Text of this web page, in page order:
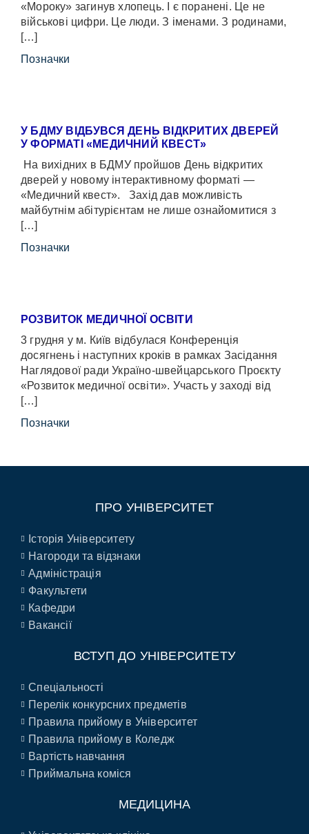
«Мороку» загинув хлопець. І є поранені. Це не
військові цифри. Це люди. З іменами. З родинами,
[…]
Позначки
У БДМУ ВІДБУВСЯ ДЕНЬ ВІДКРИТИХ ДВЕРЕЙ
У ФОРМАТІ «МЕДИЧНИЙ КВЕСТ»
На вихідних в БДМУ пройшов День відкритих
дверей у новому інтерактивному форматі —
«Медичний квест». Захід дав можливість
майбутнім абітурієнтам не лише ознайомитися з
[…]
Позначки
РОЗВИТОК МЕДИЧНОЇ ОСВІТИ
3 грудня у м. Київ відбулася Конференція
досягнень і наступних кроків в рамках Засідання
Наглядової ради Україно-швейцарського Проєкту
«Розвиток медичної освіти». Участь у заході від
[…]
Позначки
ПРО УНІВЕРСИТЕТ
Історія Університету
Нагороди та відзнаки
Адміністрація
Факультети
Кафедри
Вакансії
ВСТУП ДО УНІВЕРСИТЕТУ
Спеціальності
Перелік конкурсних предметів
Правила прийому в Університет
Правила прийому в Коледж
Вартість навчання
Приймальна коміся
МЕДИЦИНА